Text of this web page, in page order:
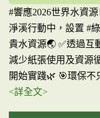
#響應2026世界水資
淨溪行動中，設置 #
貴水資源🌏 ✅透過互
減少紙張使用及資源
開始實踐🌿 🎯環保不
<詳全文>